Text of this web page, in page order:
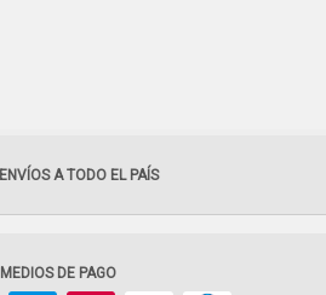
ENVÍOS A TODO EL PAÍS
MEDIOS DE PAGO